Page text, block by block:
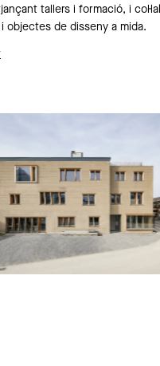
tallers i formació, i
objectes de disseny a mida.